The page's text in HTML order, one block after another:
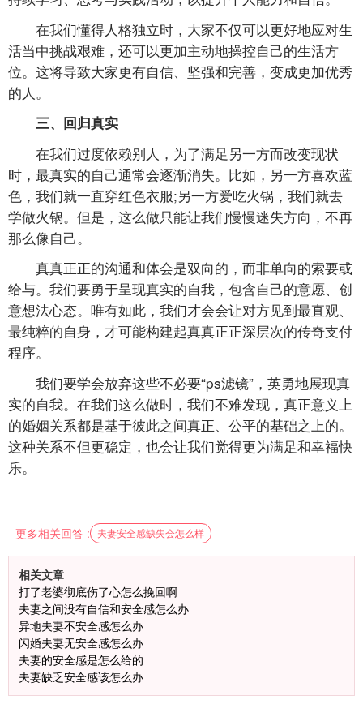
在我们懂得人格独立时，大家不仅可以更好地应对生
活当中挑战艰难，还可以更加主动地操控自己的生活方
位。这将导致大家更有自信、坚强和完善，变成更加优秀
的人。
三、回归真实
在我们过度依赖别人，为了满足另一方而改变现状
时，最真实的自己通常会逐渐消失。比如，另一方喜欢蓝
色，我们就一直穿红色衣服;另一方爱吃火锅，我们就去
学做火锅。但是，这么做只能让我们慢慢迷失方向，不再
那么像自己。
真真正正的沟通和体会是双向的，而非单向的索要或
给与。我们要勇于呈现真实的自我，包含自己的意愿、创
意想法心态。唯有如此，我们才会会让对方见到最直观、
最纯粹的自身，才可能构建起真真正正深层次的传奇支付
程序。
我们要学会放弃这些不必要“ps滤镜”，英勇地展现真
实的自我。在我们这么做时，我们不难发现，真正意义上
的婚姻关系都是基于彼此之间真正、公平的基础之上的。
这种关系不但更稳定，也会让我们觉得更为满足和幸福快
乐。
更多相关回答 : 夫妻安全感缺失会怎么样
相关文章
打了老婆彻底伤了心怎么挽回啊
夫妻之间没有自信和安全感怎么办
异地夫妻不安全感怎么办
闪婚夫妻无安全感怎么办
夫妻的安全感是怎么给的
夫妻缺乏安全感该怎么办